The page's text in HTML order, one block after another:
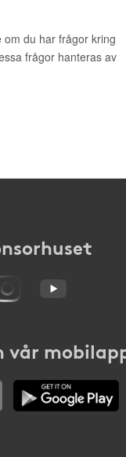
om du har frågor kring
frågor hanteras av
vår